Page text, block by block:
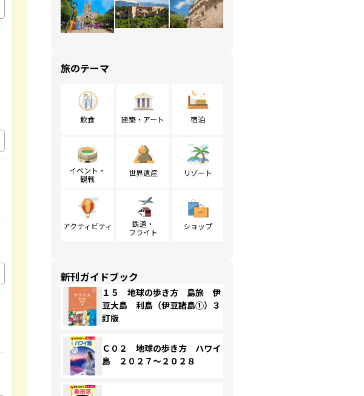
旅のテーマ
飲食 建築・アート 宿泊
イベント・
観戦
世界遺産 リゾート
アクティビティ
鉄道・
フライト
ショップ
新刊ガイドブック
１５ 地球の歩き方 島旅 伊
豆大島 利島（伊豆諸島①）３
訂版
Ｃ０２ 地球の歩き方 ハワイ
島 ２０２７～２０２８